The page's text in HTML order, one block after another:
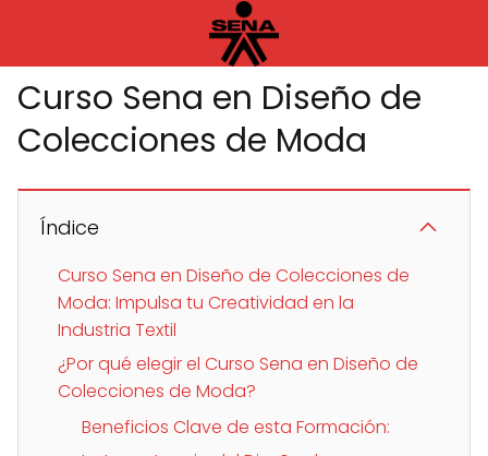
Curso Sena en Diseño de
Colecciones de Moda
Índice
Curso Sena en Diseño de Colecciones de
Moda: Impulsa tu Creatividad en la
Industria Textil
¿Por qué elegir el Curso Sena en Diseño de
Colecciones de Moda?
Beneficios Clave de esta Formación: